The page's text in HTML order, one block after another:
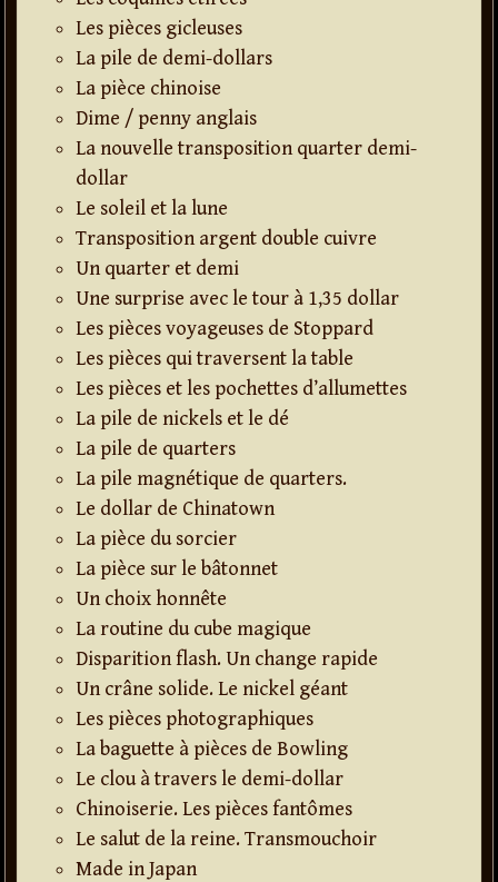
Les pièces gicleuses
La pile de demi-dollars
La pièce chinoise
Dime / penny anglais
La nouvelle transposition quarter demi-
dollar
Le soleil et la lune
Transposition argent double cuivre
Un quarter et demi
Une surprise avec le tour à 1,35 dollar
Les pièces voyageuses de Stoppard
Les pièces qui traversent la table
Les pièces et les pochettes d’allumettes
La pile de nickels et le dé
La pile de quarters
La pile magnétique de quarters.
Le dollar de Chinatown
La pièce du sorcier
La pièce sur le bâtonnet
Un choix honnête
La routine du cube magique
Disparition flash. Un change rapide
Un crâne solide. Le nickel géant
Les pièces photographiques
La baguette à pièces de Bowling
Le clou à travers le demi-dollar
Chinoiserie. Les pièces fantômes
Le salut de la reine. Transmouchoir
Made in Japan